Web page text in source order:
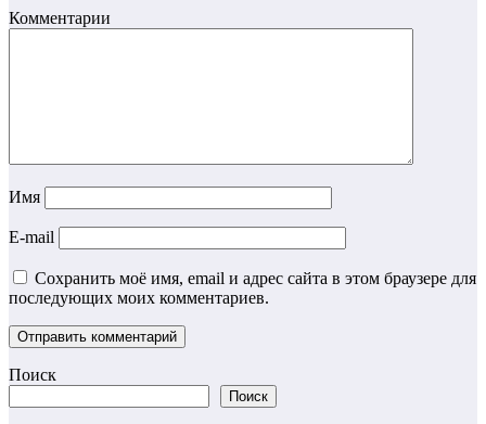
Комментарии
Имя
E-mail
Сохранить моё имя, email и адрес сайта в этом браузере для
последующих моих комментариев.
Поиск
Поиск